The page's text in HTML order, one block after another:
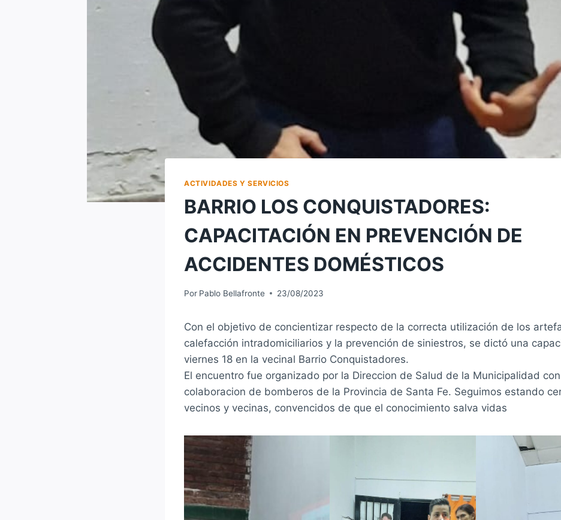
ACTIVIDADES Y SERVICIOS
BARRIO LOS CONQUISTADORES:
CAPACITACIÓN EN PREVENCIÓN DE
ACCIDENTES DOMÉSTICOS
Por Pablo Bellafronte 23/08/2023
Con el objetivo de concientizar respecto de la correcta utilización de los
calefacción intradomiciliarios y la prevención de siniestros, se dictó una
viernes 18 en la vecinal Barrio Conquistadores.
El encuentro fue organizado por la Direccion de Salud de la Municipalidad
colaboracion de bomberos de la Provincia de Santa Fe. Seguimos estando
vecinos y vecinas, convencidos de que el conocimiento salva vidas